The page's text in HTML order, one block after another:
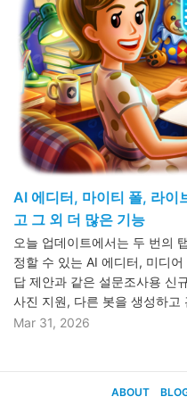
AI 에디터, 마이티 폴, 라이
고 그 외 더 많은 기능
오늘 업데이트에서는 두 번의
정할 수 있는 AI 에디터, 미디
답 제안과 같은 설문조사용 신
사진 지원, 다른 봇을 생성하고
Mar 31, 2026
ABOUT